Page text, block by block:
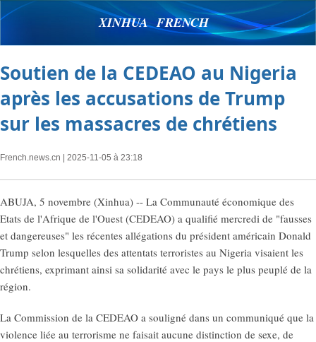
XINHUA FRENCH
Soutien de la CEDEAO au Nigeria
après les accusations de Trump
sur les massacres de chrétiens
French.news.cn | 2025-11-05 à 23:18
ABUJA, 5 novembre (Xinhua) -- La Communauté économique des
Etats de l'Afrique de l'Ouest (CEDEAO) a qualifié mercredi de "fausses
et dangereuses" les récentes allégations du président américain Donald
Trump selon lesquelles des attentats terroristes au Nigeria visaient les
chrétiens, exprimant ainsi sa solidarité avec le pays le plus peuplé de la
région.
La Commission de la CEDEAO a souligné dans un communiqué que la
violence liée au terrorisme ne faisait aucune distinction de sexe, de